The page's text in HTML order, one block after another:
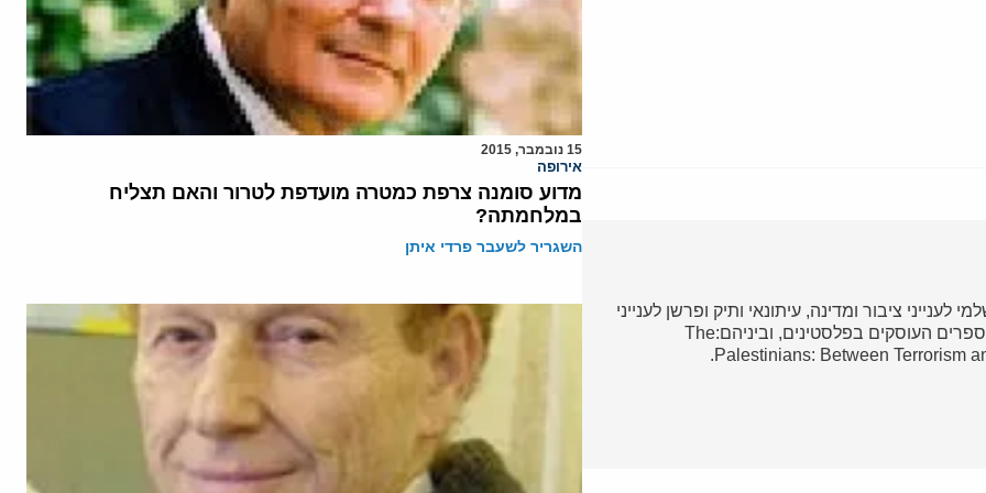
לענייני ציבור ומדינה, עיתונאי ותיק ופרשן לענייני
ערבים והמזרח התיכון. מחברם של מספר ספרים העוסקים בפלסטינים, וביניהם:The
Palestinians: Between Terrorism
15 נובמבר, 2015
אירופה
מדוע סומנה צרפת כמטרה מועדפת לטרור והאם תצליח
במלחמתה?
השגריר לשעבר פרדי איתן